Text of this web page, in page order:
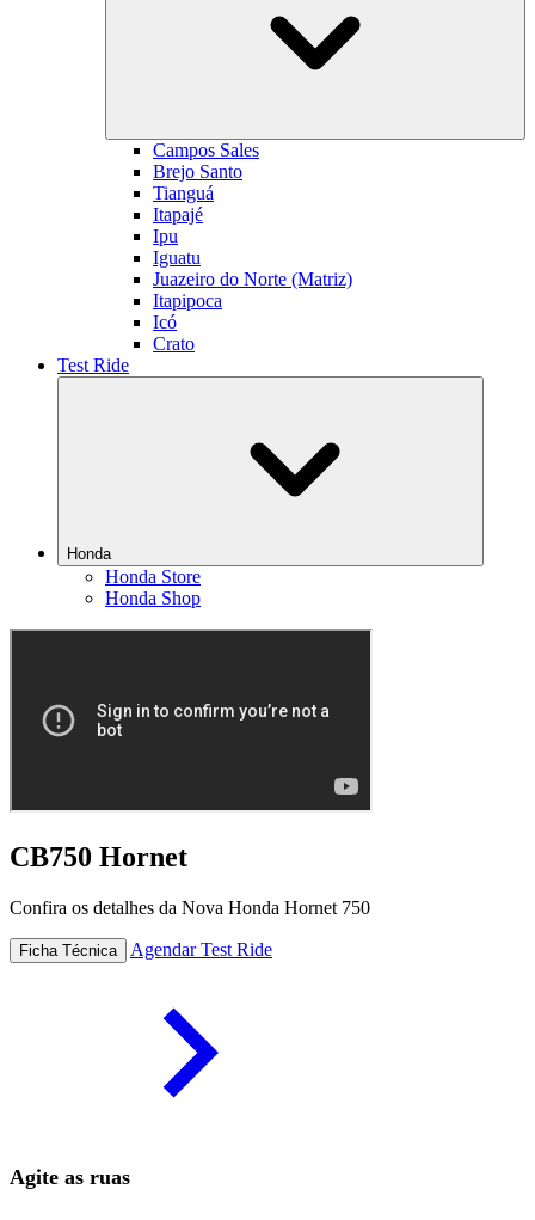
Campos Sales
Brejo Santo
Tianguá
Itapajé
Ipu
Iguatu
Juazeiro do Norte (Matriz)
Itapipoca
Icó
Crato
Test Ride
Honda
Honda Store
Honda Shop
CB750 Hornet
Confira os detalhes da Nova Honda Hornet 750
Ficha Técnica Agendar Test Ride
Agite as ruas